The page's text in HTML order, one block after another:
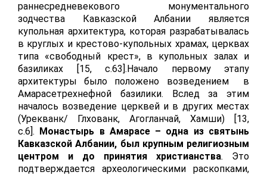
раннесредневекового монументального
зодчества Кавказской Албании является
купольная архитектура, которая разрабатывалась
в круглых и крестово-купольных храмах, церквах
типа «свободный крест», в купольных залах и
базиликах [15, с.63].Начало первому этапу
архитектуры было положено возведением в
Амарасетрехнефной базилики. Вслед за этим
началось возведение церквей и в других местах
(Урекванк/ Глхованк, Агогланчай, Хамши) [13,
с.6]. Монастырь в Амарасе – одна из святынь
Кавказской Албании, был крупным религиозным
центром и до принятия христианства. Это
подтверждается археологическими раскопками,